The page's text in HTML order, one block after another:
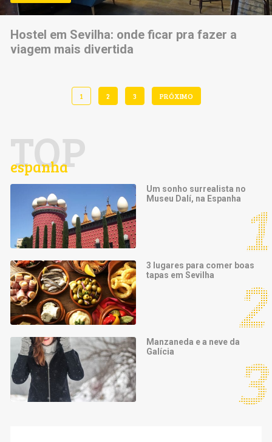
Hostel em Sevilha: onde ficar pra fazer a
viagem mais divertida
1 2 3 PRÓXIMO
TOP
espanha
Um sonho surrealista no
Museu Dalí, na Espanha
3 lugares para comer boas
tapas em Sevilha
Manzaneda e a neve da
Galícia